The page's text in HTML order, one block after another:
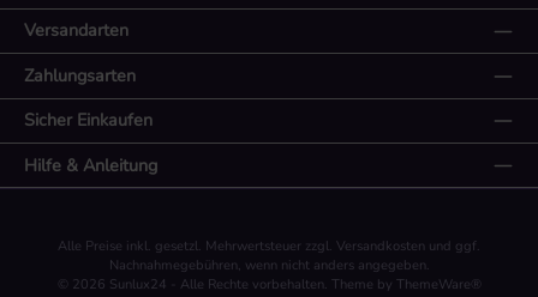
Zahlungsarten
Versandarten
Sicher Einkaufen
Hilfe & Anleitung
Alle Preise inkl. gesetzl. Mehrwertsteuer zzgl. Versandkosten und ggf.
Nachnahmegebühren, wenn nicht anders angegeben.
© 2026 Sunlux24 - Alle Rechte vorbehalten. Theme by ThemeWare®